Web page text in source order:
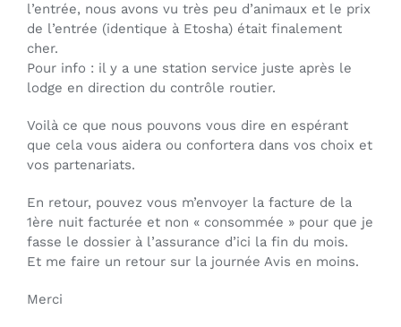
l’entrée, nous avons vu très peu d’animaux et le prix
de l’entrée (identique à Etosha) était finalement
cher.
Pour info : il y a une station service juste après le
lodge en direction du contrôle routier.
Voilà ce que nous pouvons vous dire en espérant
que cela vous aidera ou confortera dans vos choix et
vos partenariats.
En retour, pouvez vous m’envoyer la facture de la
1ère nuit facturée et non « consommée » pour que je
fasse le dossier à l’assurance d’ici la fin du mois.
Et me faire un retour sur la journée Avis en moins.
Merci